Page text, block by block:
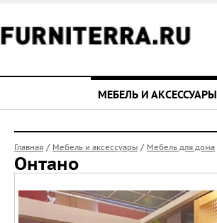
МЕБЕЛЬ И АКСЕССУАРЫ
Главная / Мебель и аксессуары / Мебель для дома
Онтано